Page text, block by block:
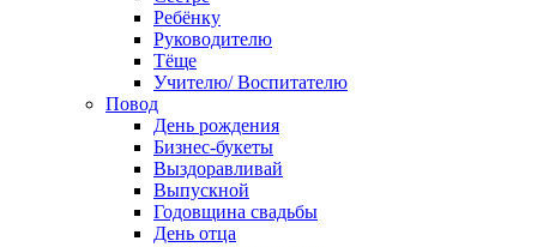
Ребёнку
Руководителю
Тёще
Учителю/ Воспитателю
Повод
День рождения
Бизнес-букеты
Выздоравливай
Выпускной
Годовщина свадьбы
День отца